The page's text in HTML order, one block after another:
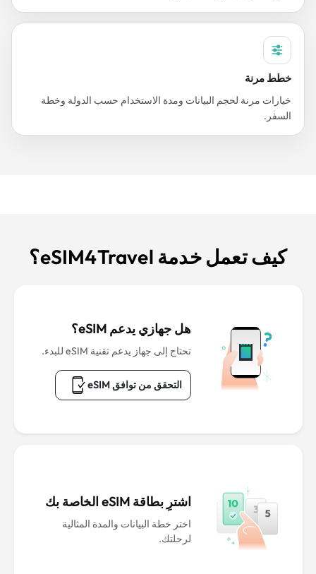
خطط مرنة
خيارات مرنة لحجم البيانات ومدة الاستخدام حسب الدولة وخطة
السفر.
كيف تعمل خدمة eSIM4Travel؟
هل جهازي يدعم eSIM؟
تحتاج إلى جهاز يدعم تقنية eSIM للبدء.
التحقق من توافق eSIM
اشترِ بطاقة eSIM الخاصة بك
اختر خطة البيانات والمدة المثالية
لرحلتك.